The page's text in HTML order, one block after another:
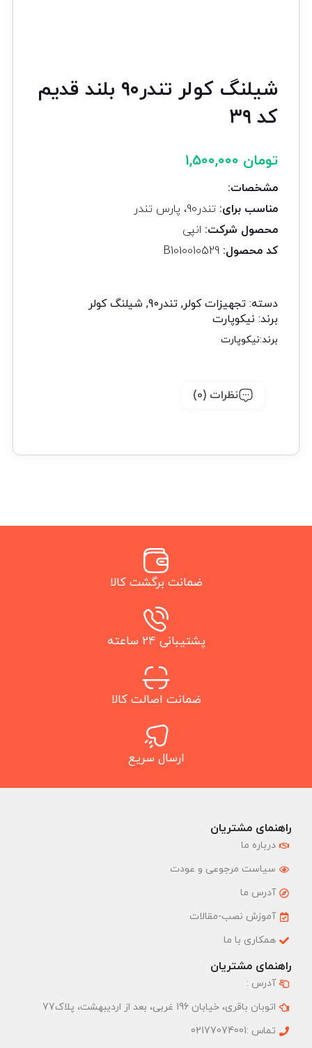
شیلنگ کولر تندر۹۰ بلند قدیم
کد ۳۹
تومان
مشخصات:
مناسب برای: تندر90، پارس تندر
محصول شرکت: انپی
کد محصول:
دسته: تجهیزات کولر, تندر90 , شیلنگ کولر
برند: نیکوپارت
برند:نیکوپارت
نظرات (0)
ضمانت برگشت کالا
پشتیبانی 24 ساعته
ضمانت اصالت کالا
ارسال سریع
راهنمای مشتریان
درباره ما
سیاست مرجوعی و عودت
آدرس ما
آموزش نصب-مقالات
همکاری با ما
راهنمای مشتریان
آدرس :
اتوبان باقری، خیابان 196 غربی، بعد از اردیبهشت، پلاک77
تماس :02177074001